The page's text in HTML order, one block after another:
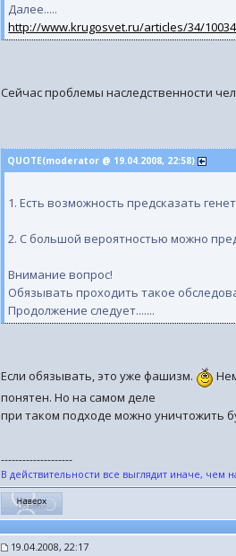
Далее.....
http://www.krugosvet.ru/articles/34/
Сейчас проблемы наследственности
QUOTE(moderator @ 19.04.2008, 22:58)
1. Есть возможность предсказать
2. С большой вероятностью можно
Внимание вопрос!
Обязывать проходить такое
Продолжение следует.......
Если обязывать, это уже фашизм.
понятен. Но на самом деле
при таком подходе можно уничтожить
--------------------
В действительности все выглядит иначе, чем
19.04.2008, 22:17